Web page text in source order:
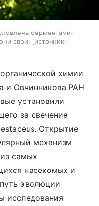
ферментами-
свои.
источник:
химии
и Овчинникова РАН
установили
за свечение
Открытие
механизм
самых
насекомых и
эволюции
исследования